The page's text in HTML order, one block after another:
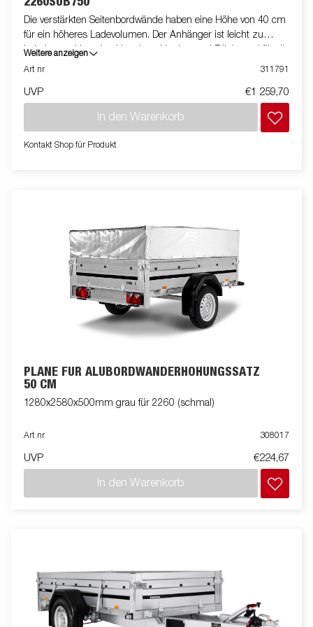
Die verstärkten Seitenbordwände haben eine Höhe von 40 cm
für ein höheres Ladevolumen. Der Anhänger ist leicht zu
beladen und hat eine klappbare Vorder- und Rückwand für die
Beladung längerer Güter. Alle Ausführungen sind mit
eine sichere Verladung der Ware ausgestattet.
Weitere anzeigen
Art nr
311791
UVP €1 259,70
In den Warenkorb
Kontakt Shop für Produkt
PLANE FÜR ALUBORDWANDERHÖHUNGSSATZ
50 CM
1280x2580x500mm grau für 2260 (schmal)
Art nr 308017
UVP €224,67
In den Warenkorb